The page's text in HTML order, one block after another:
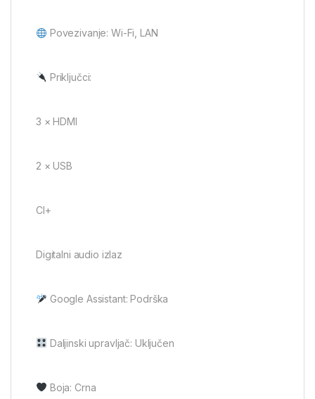
Povezivanje: Wi-Fi, LAN
Priključci:
3 × HDMI
2 × USB
CI+
Digitalni audio izlaz
Google Assistant: Podrška
Daljinski upravljač: Uključen
Boja: Crna